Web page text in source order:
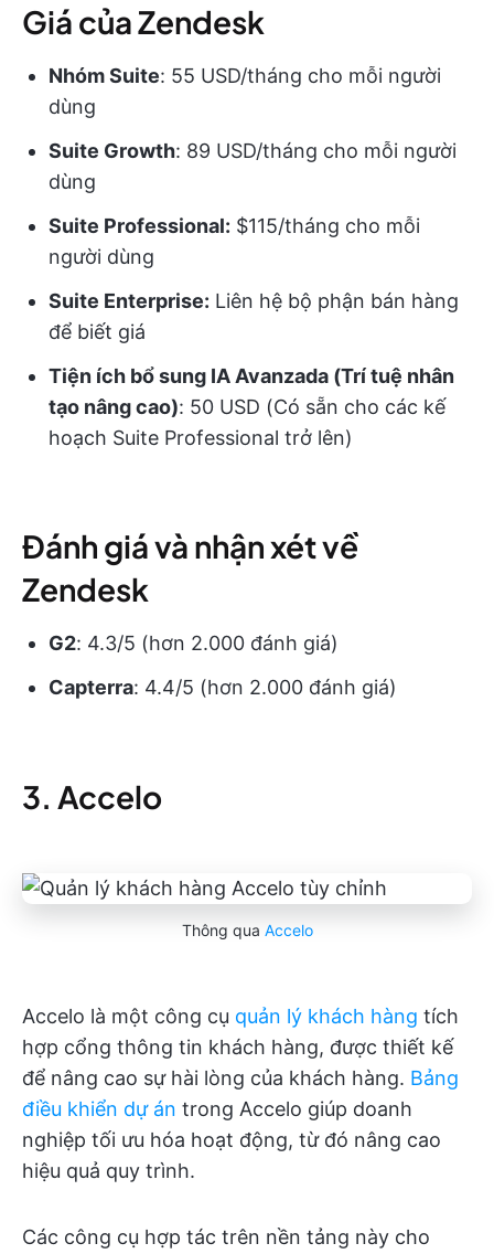
Giá của Zendesk
Nhóm Suite: 55 USD/tháng cho mỗi người
dùng
Suite Growth: 89 USD/tháng cho mỗi người
dùng
Suite Professional: $115/tháng cho mỗi
người dùng
Suite Enterprise: Liên hệ bộ phận bán hàng
để biết giá
Tiện ích bổ sung IA Avanzada (Trí tuệ nhân
tạo nâng cao): 50 USD (Có sẵn cho các kế
hoạch Suite Professional trở lên)
Đánh giá và nhận xét về
Zendesk
G2: 4.3/5 (hơn 2.000 đánh giá)
Capterra: 4.4/5 (hơn 2.000 đánh giá)
3. Accelo
Thông qua Accelo
Accelo là một công cụ quản lý khách hàng tích
hợp cổng thông tin khách hàng, được thiết kế
để nâng cao sự hài lòng của khách hàng. Bảng
điều khiển dự án trong Accelo giúp doanh
nghiệp tối ưu hóa hoạt động, từ đó nâng cao
hiệu quả quy trình.
Các công cụ hợp tác trên nền tảng này cho